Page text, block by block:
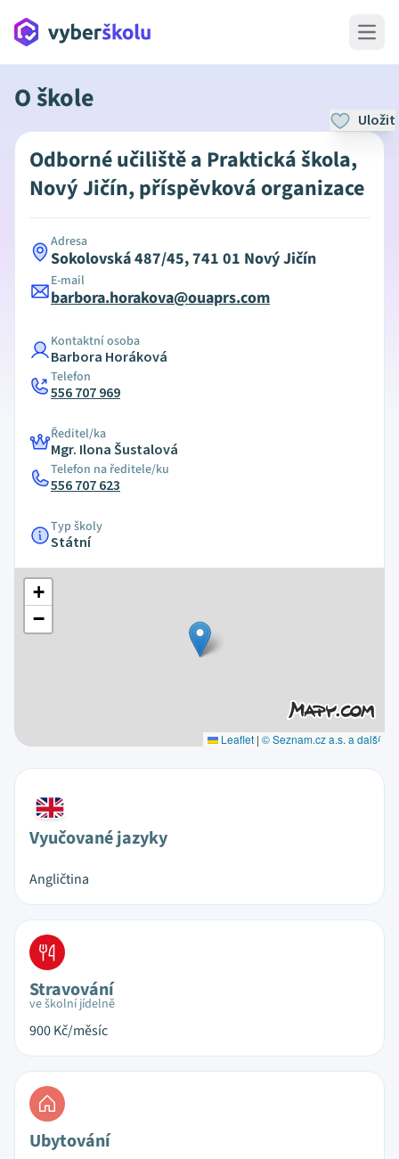
Open
O škole
Uložit
Odborné učiliště a Praktická škola,
Nový Jičín, příspěvková organizace
Adresa
Sokolovská 487/45, 741 01 Nový Jičín
E-mail
barbora.horakova@ouaprs.com
Kontaktní osoba
Barbora Horáková
Telefon
556 707 969
Ředitel/ka
Mgr. Ilona Šustalová
Telefon na ředitele/ku
556 707 623
Typ školy
Státní
+
−
Leaflet | © Seznam.cz a.s. a další
Vyučované jazyky
Angličtina
Stravování
ve školní jídelně
900Kč/měsíc
Ubytování